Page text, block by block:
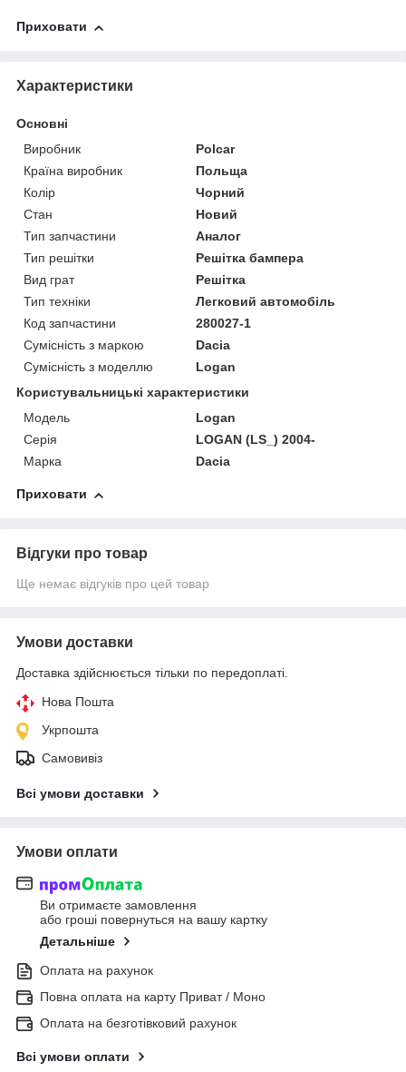
Приховати
Характеристики
Основні
Виробник
Polcar
Країна виробник
Польща
Колір
Чорний
Стан
Новий
Тип запчастини
Аналог
Тип решітки
Решітка бампера
Вид грат
Решітка
Тип техніки
Легковий автомобіль
Код запчастини
280027-1
Сумісність з маркою
Dacia
Сумісність з моделлю
Logan
Користувальницькі характеристики
Модель
Logan
Серія
LOGAN (LS_) 2004-
Марка
Dacia
Приховати
Відгуки про товар
Ще немає відгуків про цей товар
Умови доставки
Доставка здійснюється тільки по передоплаті.
Нова Пошта
Укрпошта
Самовивіз
Всі умови доставки
Умови оплати
Ви отримаєте замовлення
або гроші повернуться на вашу картку
Детальніше
Оплата на рахунок
Повна оплата на карту Приват / Моно
Оплата на безготівковий рахунок
Всі умови оплати